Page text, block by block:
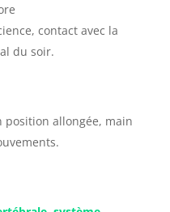
contact avec la
du soir.
position allongée, main